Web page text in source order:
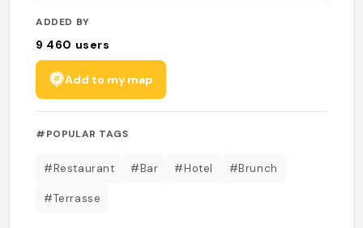
ADDED BY
9 460 users
Add to my map
#POPULAR TAGS
#Restaurant #Bar #Hotel #Brunch
#Terrasse